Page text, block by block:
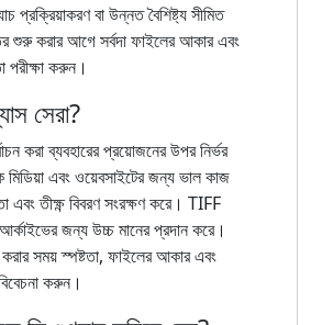
প্রক্রিয়াকরণ বা উন্নত বৈশিষ্ট্য সীমিত
শুরু করার আগে সর্বদা ফাইলের আকার এবং
পরীক্ষা করুন।
সেরা?
করা ব্যবহারের প্রয়োজনের উপর নির্ভর
এবং ওয়েবসাইটের জন্য ভাল কাজ
তীক্ষ্ণ বিবরণ সংরক্ষণ করে। TIFF
আর্কাইভের জন্য উচ্চ মানের প্রদান করে।
করার সময় স্পষ্টতা, ফাইলের আকার এবং
করুন।